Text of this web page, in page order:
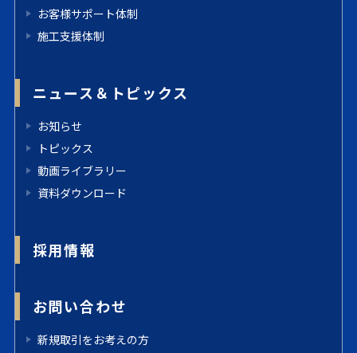
お客様サポート体制
施工支援体制
ニュース＆トピックス
お知らせ
トピックス
動画ライブラリー
資料ダウンロード
採用情報
お問い合わせ
新規取引をお考えの方